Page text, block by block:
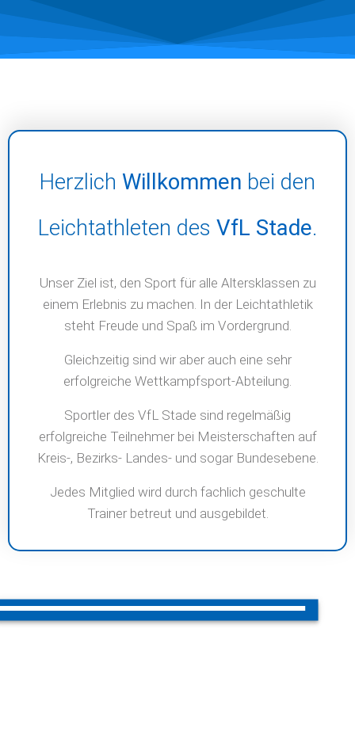
Herzlich Willkommen bei den
Leichtathleten des VfL Stade.
Unser Ziel ist, den Sport für alle Altersklassen zu
einem Erlebnis zu machen. In der Leichtathletik
steht Freude und Spaß im Vordergrund.
Gleichzeitig sind wir aber auch eine sehr
erfolgreiche Wettkampfsport-Abteilung.
Sportler des VfL Stade sind regelmäßig
erfolgreiche Teilnehmer bei Meisterschaften auf
Kreis-, Bezirks- Landes- und sogar Bundesebene.
Jedes Mitglied wird durch fachlich geschulte
Trainer betreut und ausgebildet.